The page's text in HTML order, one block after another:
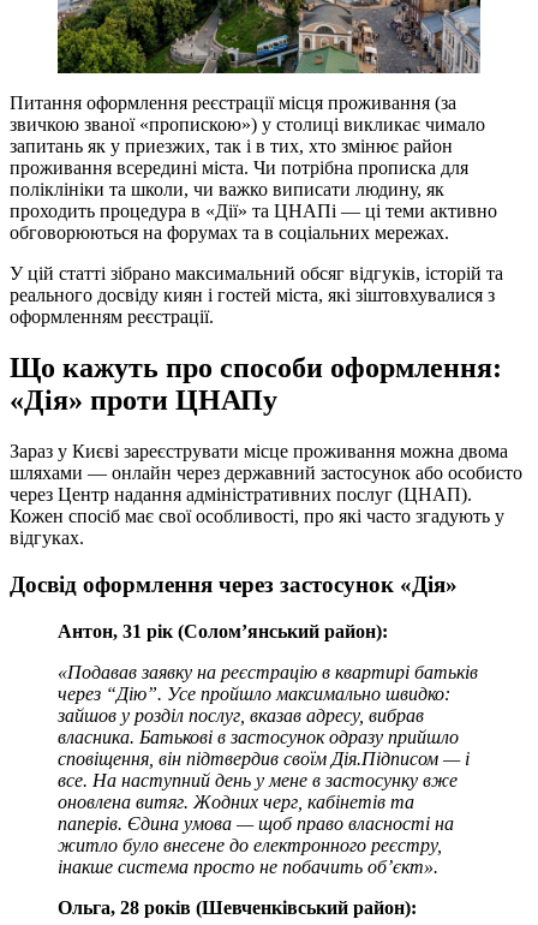
Питання оформлення реєстрації місця проживання (за
звичкою званої «пропискою») у столиці викликає чимало
запитань як у приезжих, так і в тих, хто змінює район
проживання всередині міста. Чи потрібна прописка для
поліклініки та школи, чи важко виписати людину, як
проходить процедура в «Дії» та ЦНАПi — ці теми активно
обговорюються на форумах та в соціальних мережах.
У цій статті зібрано максимальний обсяг відгуків, історій та
реального досвіду киян і гостей міста, які зіштовхувалися з
оформленням реєстрації.
Що кажуть про способи оформлення:
«Дія» проти ЦНАПу
Зараз у Києві зареєструвати місце проживання можна двома
шляхами — онлайн через державний застосунок або особисто
через Центр надання адміністративних послуг (ЦНАП).
Кожен спосіб має свої особливості, про які часто згадують у
відгуках.
Досвід оформлення через застосунок «Дія»
Антон, 31 рік (Солом’янський район):
«Подавав заявку на реєстрацію в квартирі батьків
через “Дію”. Усе пройшло максимально швидко:
зайшов у розділ послуг, вказав адресу, вибрав
власника. Батькові в застосунок одразу прийшло
сповіщення, він підтвердив своїм Дія.Підписом — і
все. На наступний день у мене в застосунку вже
оновлена витяг. Жодних черг, кабінетів та
паперів. Єдина умова — щоб право власності на
житло було внесене до електронного реєстру,
інакше система просто не побачить об’єкт».
Ольга, 28 років (Шевченківський район):